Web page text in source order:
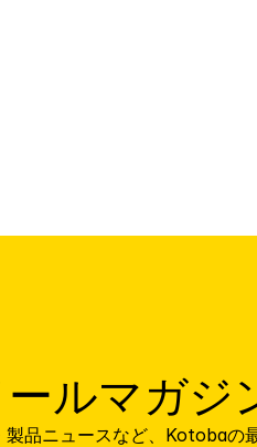
メールマガ
品ニュースなど、Kotobaの